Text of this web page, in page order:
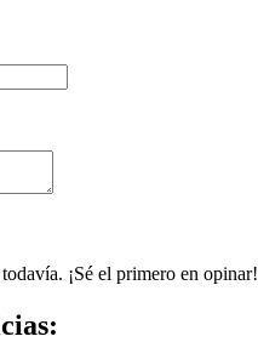
¡Sé el primero en opinar!